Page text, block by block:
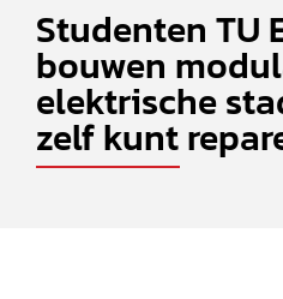
Studenten TU
bouwen
elektrische
zelf kunt